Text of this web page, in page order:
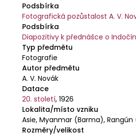
Podsbírka
Fotografická pozůstalost A. V.
Podsbírka
Diapozitivy k přednášce o
Typ předmětu
Fotografie
Autor předmětu
A. V. Novák
Datace
20. století,1926
Lokalita/místo vzniku
Asie, Myanmar (Barma),
Rozměry/velikost